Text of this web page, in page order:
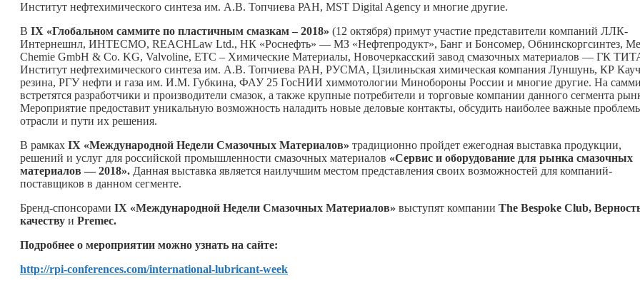
Институт нефтехимического синтеза им. А.В. Топчиева РАН, MST Digital Agency и многие другие.
В IX «Глобальном саммите по пластичным смазкам – 2018» (12 октября) примут участие представители компаний ЛЛК-
Интернешнл, ИНТЕСМО, REACHLaw Ltd., НК «Роснефть» — МЗ «Нефтепродукт», Банг и Бонсомер, Обнинскоргсинтез,
Chemie GmbH & Co. KG, Valvoline, ЕТС – Химические Материалы, Новочеркасский завод смазочных материалов — ГК
Институт нефтехимического синтеза им. А.В. Топчиева РАН, РУСМА, Цзилиньская химическая компания Луншунь, КР
резина, РГУ нефти и газа им. И.М. Губкина, ФАУ 25 ГосНИИ химмотологии Минобороны России и многие другие. На
встретятся разработчики и производители смазок, а также крупные потребители и торговые компании данного сегмента
Мероприятие предоставит уникальную возможность наладить новые деловые контакты, обсудить наиболее важные
отрасли и пути их решения.
В рамках IX «Международной Недели Смазочных Материалов» традиционно пройдет ежегодная выставка продукции,
решений и услуг для российской промышленности смазочных материалов «Сервис и оборудование для рынка смазочных
материалов — 2018». Данная выставка является наилучшим местом представления своих возможностей для компаний-
поставщиков в данном сегменте.
Бренд-спонсорами IX «Международной Недели Смазочных Материалов» выступят компании The Bespoke Club,
качеству и Premec.
Подробнее о мероприятии можно узнать на сайте:
http://rpi-conferences.com/international-lubricant-week